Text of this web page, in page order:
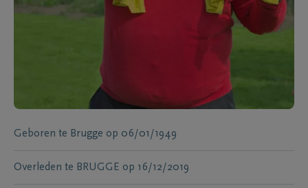
Geboren te Brugge op 06/01/1949
Overleden te BRUGGE op 16/12/2019